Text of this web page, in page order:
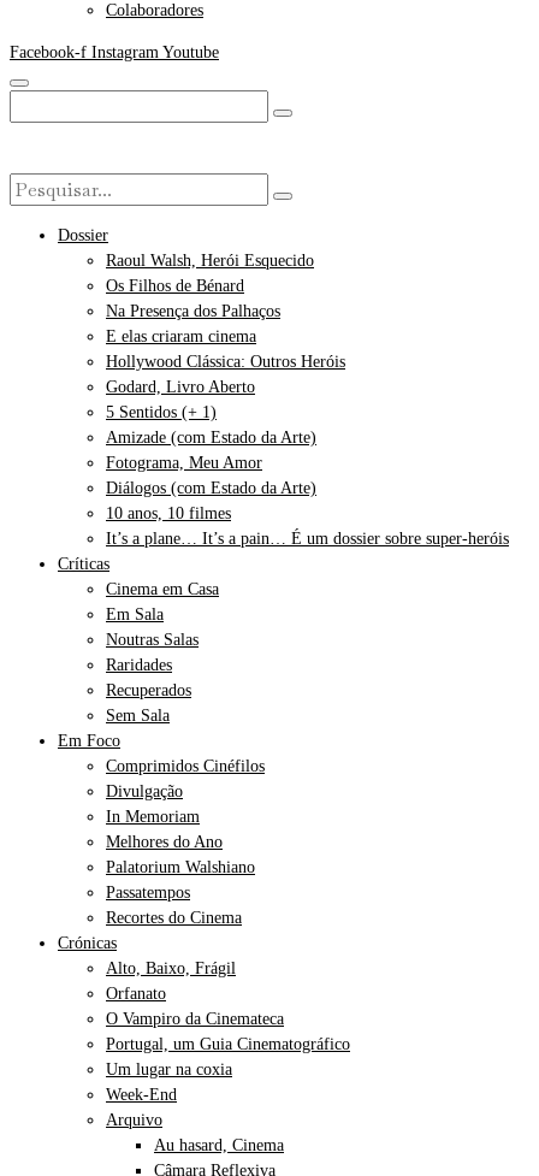
Colaboradores
Facebook-f Instagram Youtube
Dossier
Raoul Walsh, Herói Esquecido
Os Filhos de Bénard
Na Presença dos Palhaços
E elas criaram cinema
Hollywood Clássica: Outros Heróis
Godard, Livro Aberto
5 Sentidos (+ 1)
Amizade (com Estado da Arte)
Fotograma, Meu Amor
Diálogos (com Estado da Arte)
10 anos, 10 filmes
It’s a plane… It’s a pain… É um dossier sobre super-heróis
Críticas
Cinema em Casa
Em Sala
Noutras Salas
Raridades
Recuperados
Sem Sala
Em Foco
Comprimidos Cinéfilos
Divulgação
In Memoriam
Melhores do Ano
Palatorium Walshiano
Passatempos
Recortes do Cinema
Crónicas
Alto, Baixo, Frágil
Orfanato
O Vampiro da Cinemateca
Portugal, um Guia Cinematográfico
Um lugar na coxia
Week-End
Arquivo
Au hasard, Cinema
Câmara Reflexiva